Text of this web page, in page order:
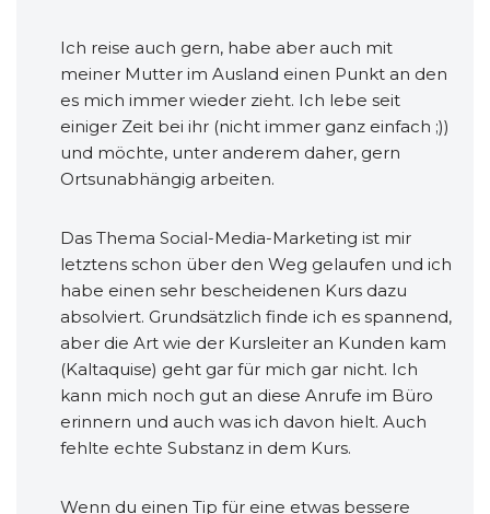
Ich reise auch gern, habe aber auch mit
meiner Mutter im Ausland einen Punkt an den
es mich immer wieder zieht. Ich lebe seit
einiger Zeit bei ihr (nicht immer ganz einfach ;))
und möchte, unter anderem daher, gern
Ortsunabhängig arbeiten.
Das Thema Social-Media-Marketing ist mir
letztens schon über den Weg gelaufen und ich
habe einen sehr bescheidenen Kurs dazu
absolviert. Grundsätzlich finde ich es spannend,
aber die Art wie der Kursleiter an Kunden kam
(Kaltaquise) geht gar für mich gar nicht. Ich
kann mich noch gut an diese Anrufe im Büro
erinnern und auch was ich davon hielt. Auch
fehlte echte Substanz in dem Kurs.
Wenn du einen Tip für eine etwas bessere